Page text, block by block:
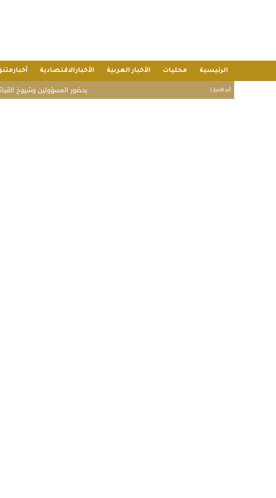
الرئيسية محليات الأخبار العربية الأخبارالاقتصادية
أخر الأخبار | بحضور المسؤولين وشيوخ القبائل..